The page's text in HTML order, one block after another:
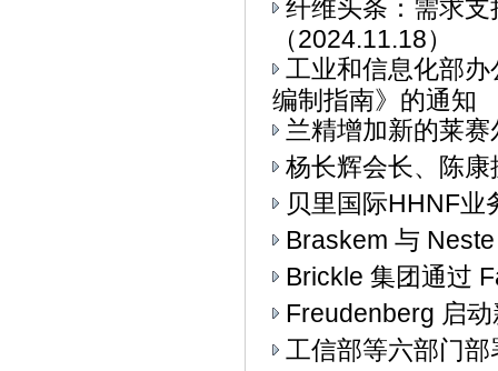
纤维头条：需求
（2024.11.18）
工业和信息化部
编制指南》的通知
兰精增加新的莱
杨长辉会长、陈
贝里国际HHNF业
Braskem 与
Brickle 集团通过
Freudenberg 启
工信部等六部门